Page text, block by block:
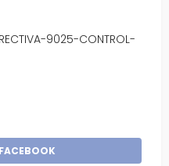
9025-CONTROL-